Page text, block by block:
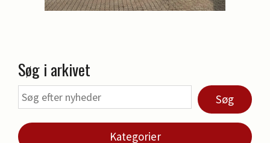
Søg i arkivet
Søg
Kategorier